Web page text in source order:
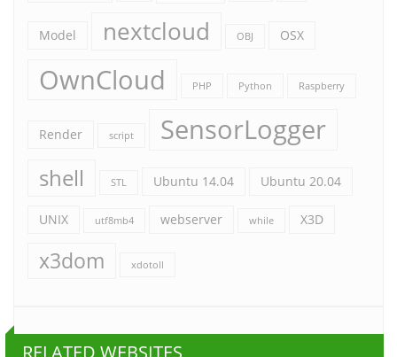
Model nextcloud OBJ OSX
OwnCloud PHP Python Raspberry
Render script SensorLogger
shell STL Ubuntu 14.04 Ubuntu 20.04
UNIX utf8mb4 webserver while X3D
x3dom xdotoll
RELATED WEBSITES